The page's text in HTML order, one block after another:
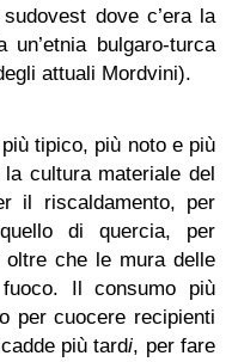
dove c’era la
un’etnia bulgaro-turca
attuali Mordvini).
tipico, più noto e più
cultura materiale del
il riscaldamento, per
di quercia, per
che le mura delle
Il consumo più
per cuocere recipienti
più tardi, per fare